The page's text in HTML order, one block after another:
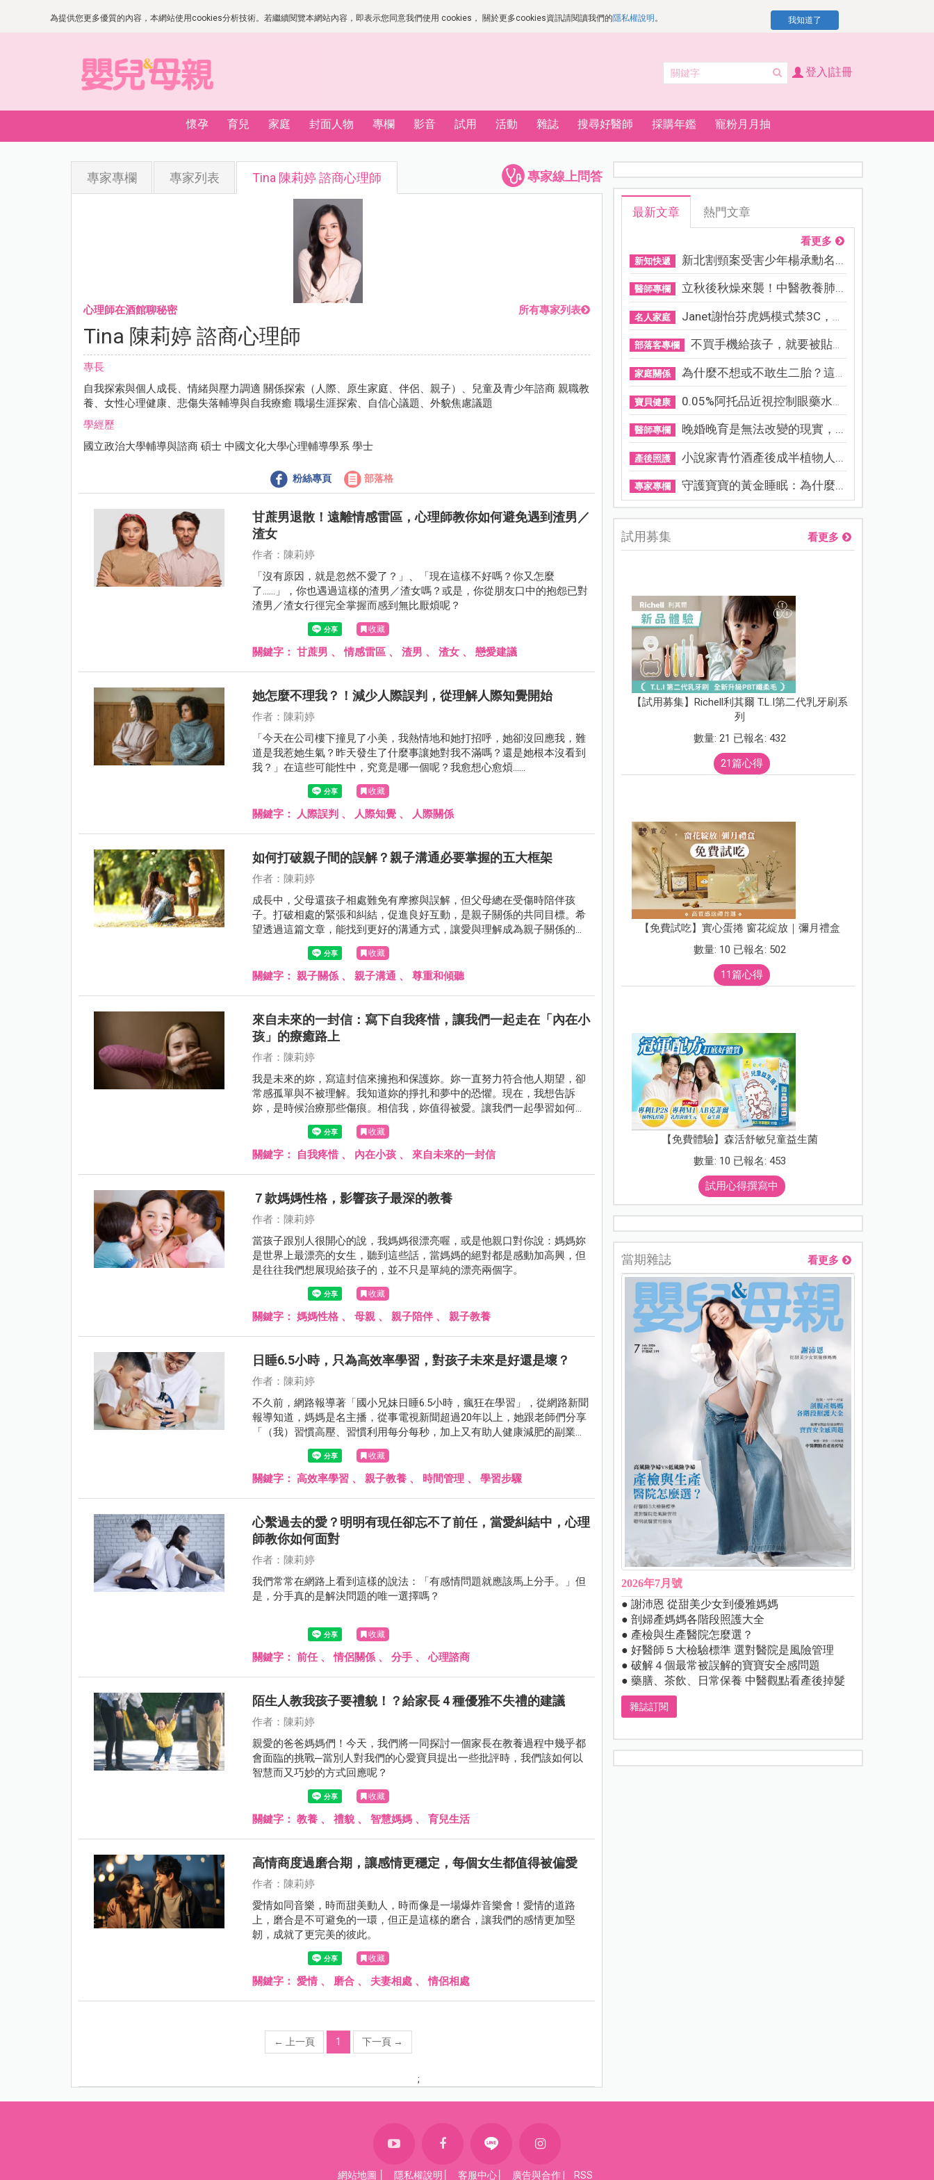
為提供您更多優質的內容，本網站使用cookies分析技術。若繼續閱覽本網站內容，即表示您同意我們使用 cookies， 關於更多cookies資訊請閱讀我們的隱私權說明 。 我知道了
登入|註冊
懷孕 育兒 家庭 封面人物 專欄 影音 試用 活動 雜誌 搜尋好醫師 採購年鑑 寵粉月月抽
專家線上問答
專家專欄 專家列表 Tina 陳莉婷 諮商心理師
心理師在酒館聊秘密 所有專家列表
Tina 陳莉婷 諮商心理師
專長
自我探索與個人成長、情緒與壓力調適 關係探索（人際、原生家庭、伴侶、親子）、兒童及青少年諮商 親職教
養、女性心理健康、悲傷失落輔導與自我療癒 職場生涯探索、自信心議題、外貌焦慮議題
學經歷
國立政治大學輔導與諮商 碩士 中國文化大學心理輔導學系 學士
粉絲專頁 部落格
甘蔗男退散！遠離情感雷區，心理師教你如何避免遇到渣男／
渣女
作者：陳莉婷
「沒有原因，就是忽然不愛了？」、「現在這樣不好嗎？你又怎麼
了……」，你也遇過這樣的渣男／渣女嗎？或是，你從朋友口中的抱怨已對
渣男／渣女行徑完全掌握而感到無比厭煩呢？
收藏
關鍵字： 甘蔗男 、情感雷區 、 渣男 、 渣女 、 戀愛建議
她怎麼不理我？！減少人際誤判，從理解人際知覺開始
作者：陳莉婷
「今天在公司樓下撞見了小美，我熱情地和她打招呼，她卻沒回應我，難
道是我惹她生氣？昨天發生了什麼事讓她對我不滿嗎？還是她根本沒看到
我？」在這些可能性中，究竟是哪一個呢？我愈想心愈煩……
收藏
關鍵字： 人際誤判 、 人際知覺 、 人際關係
如何打破親子間的誤解？親子溝通必要掌握的五大框架
作者：陳莉婷
成長中，父母還孩子相處難免有摩擦與誤解，但父母總在受傷時陪伴孩
子。打破相處的緊張和糾結，促進良好互動，是親子關係的共同目標。希
望透過這篇文章，能找到更好的溝通方式，讓愛與理解成為親子關係的基
收藏
關鍵字： 親子關係 、 親子溝通 、 尊重和傾聽
來自未來的一封信：寫下自我疼惜，讓我們一起走在「內在小
孩」的療癒路上
作者：陳莉婷
我是未來的妳，寫這封信來擁抱和保護妳。妳一直努力符合他人期望，卻
常感孤單與不被理解。我知道妳的掙扎和夢中的恐懼。現在，我想告訴
妳，是時候治療那些傷痕。相信我，妳值得被愛。讓我們一起學習如何照
顧妳真正的需要。
收藏
關鍵字： 自我疼惜 、 內在小孩 、 來自未來的一封信
７款媽媽性格，影響孩子最深的教養
作者：陳莉婷
當孩子跟別人很開心的說，我媽媽很漂亮喔，或是他親口對你說：媽媽妳
是世界上最漂亮的女生，聽到這些話，當媽媽的絕對都是感動加高興，但
是往往我們想展現給孩子的，並不只是單純的漂亮兩個字。
收藏
關鍵字： 媽媽性格 、 母親 、 親子陪伴 、 親子教養
日睡6.5小時，只為高效率學習，對孩子未來是好還是壞？
作者：陳莉婷
不久前，網路報導著「國小兄妹日睡6.5小時，瘋狂在學習」，從網路新聞
報導知道，媽媽是名主播，從事電視新聞超過20年以上，她跟老師們分享
「（我）習慣高壓、習慣利用每分每秒，加上又有助人健康減肥的副業，
我很習慣安排自己和小孩的時間。」
收藏
關鍵字： 高效率學習 、 親子教養 、 時間管理 、 學習步驟
心繫過去的愛？明明有現任卻忘不了前任，當愛糾結中，心理
師教你如何面對
作者：陳莉婷
我們常常在網路上看到這樣的說法：「有感情問題就應該馬上分手。」但
是，分手真的是解決問題的唯一選擇嗎？
收藏
關鍵字： 前任 、情侶關係 、 分手 、心理諮商
陌生人教我孩子要禮貌！？給家長 4 種優雅不失禮的建議
作者：陳莉婷
親愛的爸爸媽媽們！今天，我們將一同探討一個家長在教養過程中幾乎都
會面臨的挑戰─當別人對我們的心愛寶貝提出一些批評時，我們該如何以
智慧而又巧妙的方式回應呢？
收藏
關鍵字： 教養 、 禮貌、 智慧媽媽 、 育兒生活
高情商度過磨合期，讓感情更穩定，每個女生都值得被偏愛
作者：陳莉婷
愛情如同音樂，時而甜美動人，時而像是一場爆炸音樂會！愛情的道路
上，磨合是不可避免的一環，但正是這樣的磨合，讓我們的感情更加堅
韌，成就了更完美的彼此。
收藏
關鍵字： 愛情 、 磨合 、 夫妻相處 、情侶相處
← 上一頁 1 下一頁 →
;
最新文章 熱門文章
看更多
新知快遞 新北割頸案受害少年楊承勳名...
醫師專欄 立秋後秋燥來襲！中醫教養肺...
名人家庭 Janet謝怡芬虎媽模式禁3C，看...
部落客專欄 不買手機給孩子，就要被貼「...
家庭關係 為什麼不想或不敢生二胎？這8...
寶貝健康 0.05%阿托品近視控制眼藥水納...
醫師專欄 晚婚晚育是無法改變的現實，...
產後照護 小說家青竹酒產後成半植物人...
專家專欄 守護寶寶的黃金睡眠：為什麼...
試用募集 看更多
【試用募集】Richell利其爾 T.L.I第二代乳牙刷系
列
數量: 21 已報名: 432
21篇心得
【免費試吃】實心蛋捲 窗花綻放｜彌月禮盒
數量: 10 已報名: 502
11篇心得
【免費體驗】森活舒敏兒童益生菌
數量: 10 已報名: 453
試用心得撰寫中
當期雜誌 看更多
2026年7月號
● 謝沛恩 從甜美少女到優雅媽媽
● 剖婦產媽媽各階段照護大全
● 產檢與生產醫院怎麼選？
● 好醫師５大檢驗標準 選對醫院是風險管理
● 破解４個最常被誤解的寶寶安全感問題
● 藥膳、茶飲、日常保養 中醫觀點看產後掉髮
雜誌訂閱
網站地圖 隱私權說明 客服中心 廣告與合作 RSS